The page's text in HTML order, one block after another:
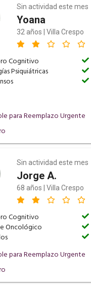
Sin actividad este mes
Yoana
32 años | Villa Crespo
Cognitivo
Psiquiátricas
para Reemplazo Urgente
Sin actividad este mes
Jorge A.
68 años | Villa Crespo
Cognitivo
Oncológico
para Reemplazo Urgente